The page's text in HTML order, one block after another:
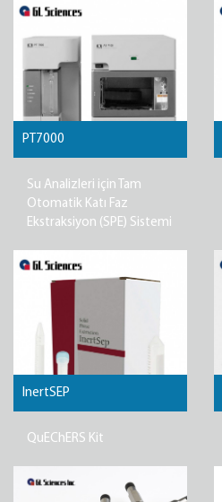
PT7000
Su Analizleri için Tam
Otomatik Katı Faz
Ekstraksiyon (SPE) Sistemi
InertSEP
QuEChERS Kit